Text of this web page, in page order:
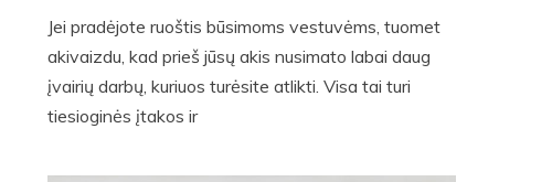
Jei pradėjote ruoštis būsimoms vestuvėms, tuomet
akivaizdu, kad prieš jūsų akis nusimato labai daug
įvairių darbų, kuriuos turėsite atlikti. Visa tai turi
tiesioginės įtakos ir